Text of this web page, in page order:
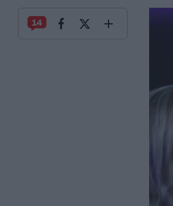
14